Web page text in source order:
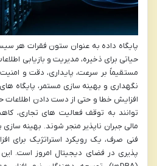
پایگاه داده به عنوان ستون فقرات هر
حیاتی برای ذخیره، مدیریت و بازیابی
مستقیماً بر سرعت، پایداری، دقت و
نگهداری و بهینه سازی مستمر، پایگاه
افزایش خطا و حتی از دست دادن اطلاعات
توانند به توقف فعالیت های تجاری،
مالی جبران ناپذیر منجر شوند. بهینه سازی
فنی صرف، یک رویکرد استراتژیک برای
پذیری در فضای دیجیتال امروز است. این